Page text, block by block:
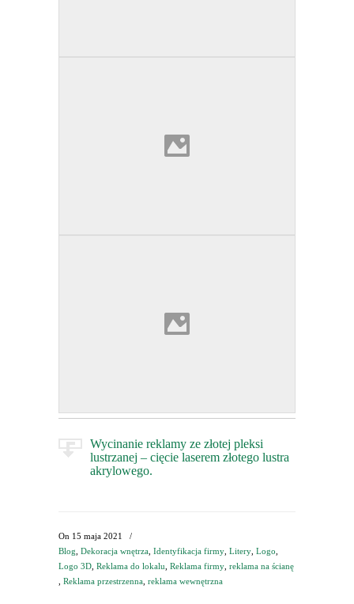
Wycinanie reklamy ze złotej pleksi
lustrzanej – cięcie laserem złotego lustra
akrylowego.
On 15 maja 2021
/
Blog Dekoracja wnętrza Identyfikacja firmy Litery Logo
Logo 3D Reklama do lokalu Reklama firmy reklama na ścianę
Reklama przestrzenna reklama wewnętrzna